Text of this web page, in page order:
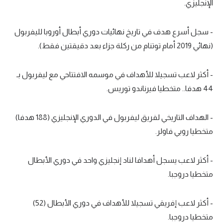
الإنجليزي.
- سجل أسرع هدف في تاريخ نهائيات دوري أبطال أوروبا لليفربول
(نهائي 2019 أمام توتنام من ركلة جزاء بعد دقيقتين فقط).
- أكثر لاعب تسجيلا للأهداف في موسمه الافتتاحي مع ليفربول بـ
44 هدفا.. متخطيا فيرناندو توريس.
- الهداف التاريخي لفريق ليفربول في الدوري الإنجليزي (188 هدفا)
متخطيا روبي فاولر.
- أكثر لاعب يسجل أهدافا لناد إنجليزي واحد في دوري الأبطال
متخطيا دروجبا.
- أكثر لاعب إفريقي تسجيلا للأهداف في دوري الأبطال (52)
متخطيا دروجبا.